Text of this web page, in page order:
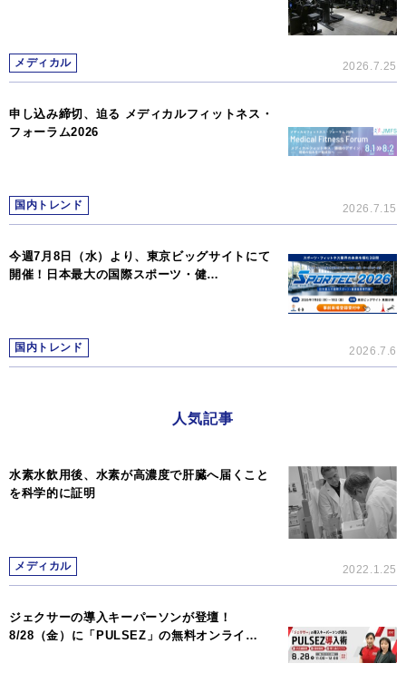
メディカル 2026.7.25
申し込み締切、迫る メディカルフィットネス・
フォーラム2026
国内トレンド 2026.7.15
今週7月8日（水）より、東京ビッグサイトにて
開催！日本最大の国際スポーツ・健…
国内トレンド 2026.7.6
人気記事
水素水飲用後、水素が高濃度で肝臓へ届くこと
を科学的に証明
メディカル 2022.1.25
ジェクサーの導入キーパーソンが登壇！
8/28（金）に「PULSEZ」の無料オンライ…